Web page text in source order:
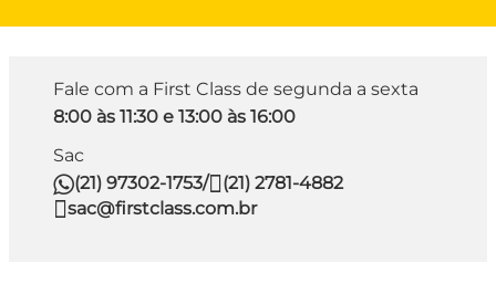
Fale com a First Class de segunda a sexta
8:00 às 11:30 e 13:00 às 16:00
Sac
(21) 97302-1753/
(21) 2781-4882
sac@firstclass.com.br